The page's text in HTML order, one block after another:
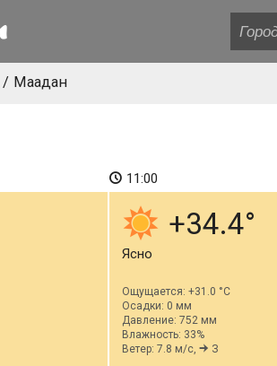
Маадан
11:00
+34.4
Ясно
Ощущается: +31.0 °C
Осадки: 0 мм
Давление: 752 мм
Влажность: 33%
Ветер: 7.8 м/с,
З